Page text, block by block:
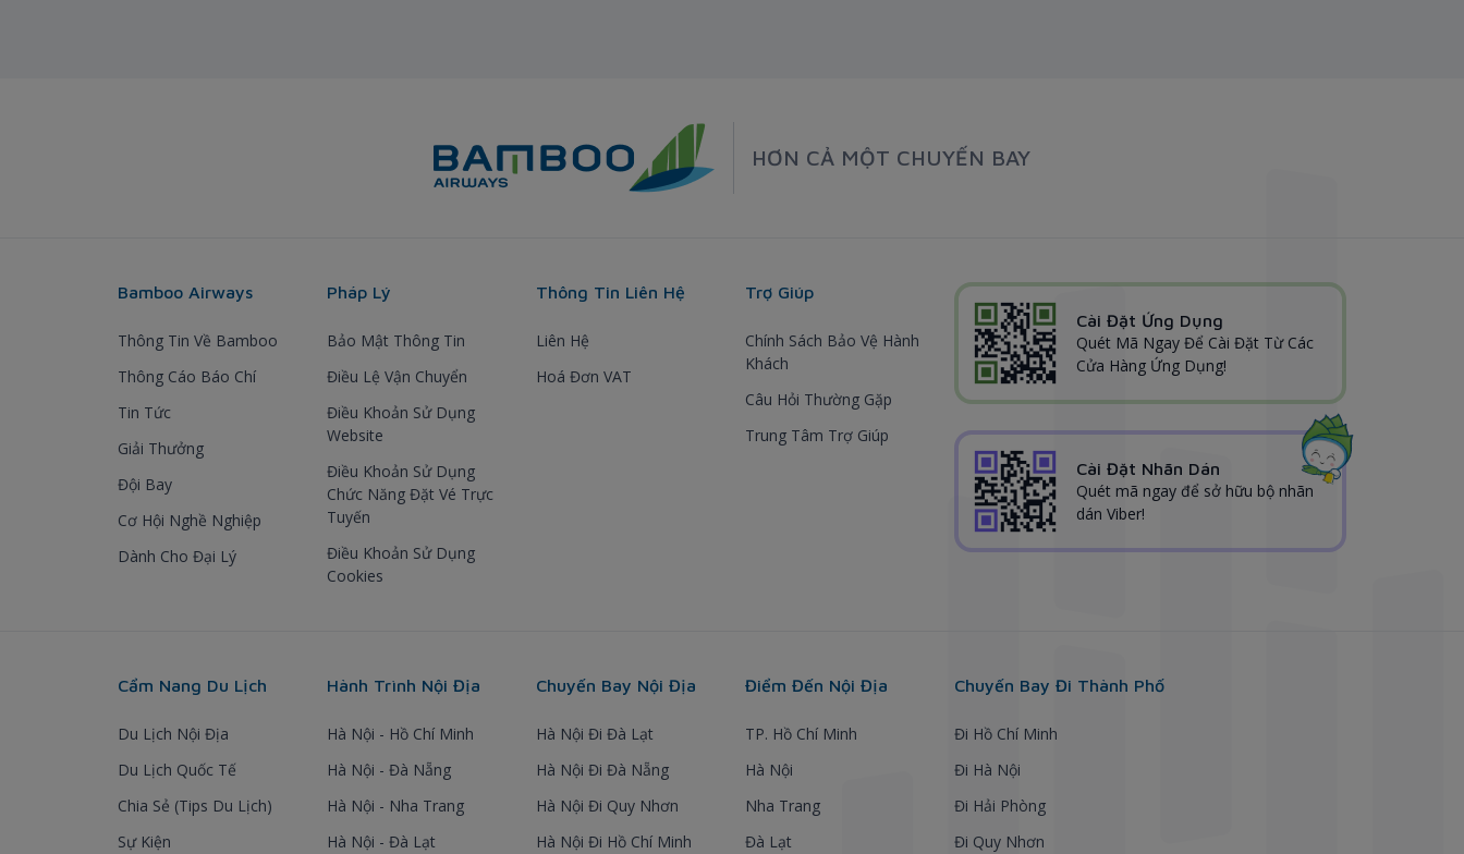
HƠN CẢ MỘT CHUYẾN BAY
Bamboo Airways
Thông Tin Về Bamboo
Thông Cáo Báo Chí
Tin Tức
Giải Thưởng
Đội Bay
Cơ Hội Nghề Nghiệp
Dành Cho Đại Lý
Pháp Lý
Bảo Mật Thông Tin
Điều Lệ Vận Chuyển
Điều Khoản Sử Dụng
Website
Điều Khoản Sử Dụng
Chức Năng Đặt Vé Trực
Tuyến
Điều Khoản Sử Dụng
Cookies
Thông Tin Liên Hệ
Liên Hệ
Hoá Đơn VAT
Trợ Giúp
Chính Sách Bảo Vệ Hành
Khách
Câu Hỏi Thường Gặp
Trung Tâm Trợ Giúp
Cài Đặt Ứng Dụng
Quét Mã Ngay Để Cài Đặt Từ Các
Cửa Hàng Ứng Dụng!
Cài Đặt Nhãn Dán
Quét mã ngay để sở hữu bộ nhãn
dán Viber!
Cẩm Nang Du Lịch
Du Lịch Nội Địa
Du Lịch Quốc Tế
Chia Sẻ (Tips Du Lịch)
Sự Kiện
Hành Trình Nội Địa
Hà Nội - Hồ Chí Minh
Hà Nội - Đà Nẵng
Hà Nội - Nha Trang
Hà Nội - Đà Lạt
Chuyến Bay Nội Địa
Hà Nội Đi Đà Lạt
Hà Nội Đi Đà Nẵng
Hà Nội Đi Quy Nhơn
Hà Nội Đi Hồ Chí Minh
Điểm Đến Nội Địa
TP. Hồ Chí Minh
Hà Nội
Nha Trang
Đà Lạt
Chuyến Bay Đi Thành Phố
Đi Hồ Chí Minh
Đi Hà Nội
Đi Hải Phòng
Đi Quy Nhơn